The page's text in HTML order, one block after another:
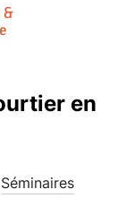
en
Séminaires